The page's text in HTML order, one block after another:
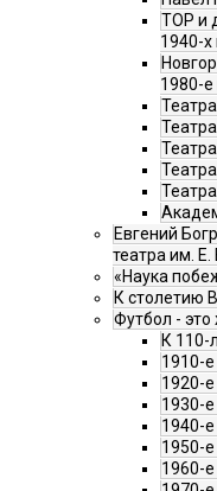
ТОР и
1940-х
1980-е
Евгений
театра им.
«Наука
К столетию
Футбол - это
К 110-
1910-
1920-
1930-
1940-
1950-
1960-